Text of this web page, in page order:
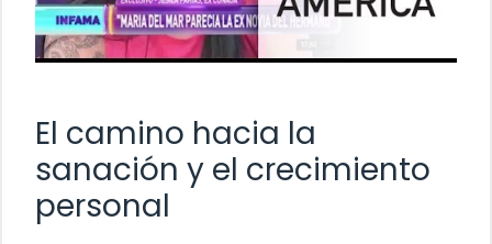
El camino hacia la
sanación y el crecimiento
personal